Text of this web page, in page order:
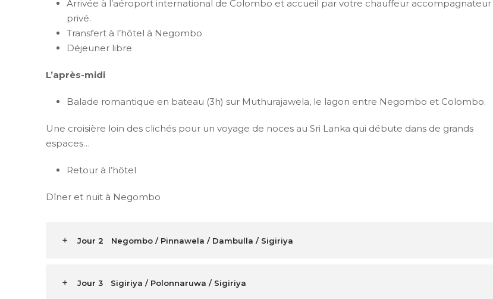
Arrivée à l’aéroport international de Colombo et accueil par votre chauffeur accompagnateur
privé.
Transfert à l’hôtel à Negombo
Déjeuner libre
L’après-midi
Balade romantique en bateau (3h) sur Muthurajawela, le lagon entre Negombo et Colombo.
Une croisière loin des clichés pour un voyage de noces au Sri Lanka qui débute dans de grands
espaces…
Retour à l’hôtel
Dîner et nuit à Negombo
Jour 2 Negombo / Pinnawela / Dambulla / Sigiriya
Jour 3 Sigiriya / Polonnaruwa / Sigiriya